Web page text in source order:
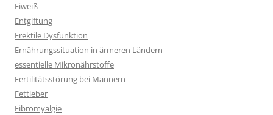
Eiweiß
Entgiftung
Erektile Dysfunktion
Ernährungssituation in ärmeren Ländern
essentielle Mikronährstoffe
Fertilitätsstörung bei Männern
Fettleber
Fibromyalgie